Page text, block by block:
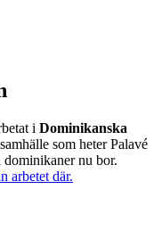
i Dominikanska
som heter Palavé
dominikaner nu bor.
arbetet där.